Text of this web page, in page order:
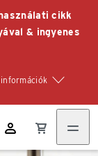
cikk
& ingyenes